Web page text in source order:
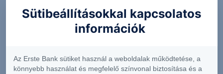
Sütibeállításokkal kapcsolatos
információk
Az Erste Bank sütiket használ a weboldalak működtetése, a
könnyebb használat és megfelelő színvonal biztosítása és a